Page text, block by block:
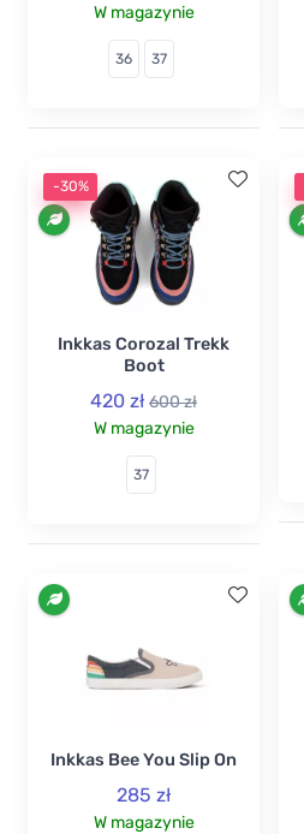
W magazynie
36 37
-30%
Inkkas Corozal Trekk
Boot
420 zł 600 zł
W magazynie
37
Inkkas Bee You Slip On
285 zł
W magazynie